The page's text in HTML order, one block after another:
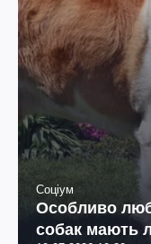
Соціум
Особливо
собак мають